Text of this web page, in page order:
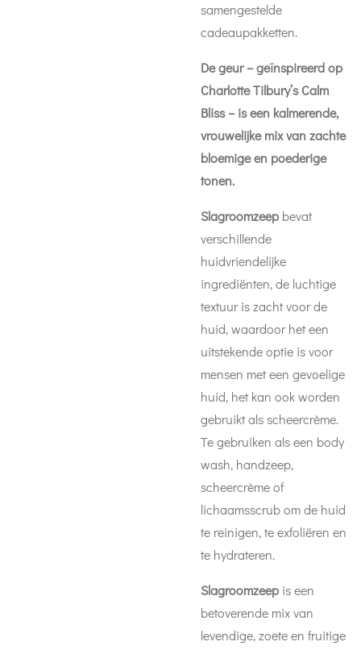
samengestelde
cadeaupakketten.
De geur – geïnspireerd op
Charlotte Tilbury’s Calm
Bliss – is een kalmerende,
vrouwelijke mix van zachte
bloemige en poederige
tonen.
Slagroomzeep bevat
verschillende
huidvriendelijke
ingrediënten, de luchtige
textuur is zacht voor de
huid, waardoor het een
uitstekende optie is voor
mensen met een gevoelige
huid, het kan ook worden
gebruikt als scheercrème.
Te gebruiken als een body
wash, handzeep,
scheercrème of
lichaamsscrub om de huid
te reinigen, te exfoliëren en
te hydrateren.
Slagroomzeep is een
betoverende mix van
levendige, zoete en fruitige